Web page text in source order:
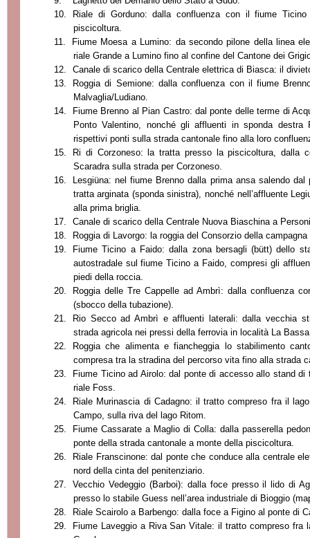
10.
Riale di Gorduno: dalla confluenza con il fiume
piscicoltura.
11.
Fiume Moesa a Lumino: da secondo pilone della linea
riale Grande a Lumino fino al confine del Cantone dei
12.
Canale di scarico della Centrale elettrica di Biasca: il
13.
Roggia di Semione: dalla confluenza con il fiume
Malvaglia/Ludiano.
14.
Fiume Brenno al Pian Castro: dal ponte delle terme di
Ponto Valentino, nonché gli affluenti in sponda
rispettivi ponti sulla strada cantonale fino alla loro
15.
Ri di Corzoneso: la tratta presso la piscicoltura, dalla
Scaradra sulla strada per Corzoneso.
16.
Lesgiüna: nel fiume Brenno dalla prima ansa salendo dal
tratta arginata (sponda sinistra), nonché nell’affluente
alla prima briglia.
17.
Canale di scarico della Centrale Nuova Biaschina a
18.
Roggia di Lavorgo: la roggia del Consorzio della
19.
Fiume Ticino a Faido: dalla zona bersagli (bütt) dello
autostradale sul fiume Ticino a Faido, compresi gli
piedi della roccia.
20.
Roggia delle Tre Cappelle ad Ambrì: dalla confluenza
(sbocco della tubazione).
21.
Rio Secco ad Ambrì e affluenti laterali: dalla vecchia
strada agricola nei pressi della ferrovia in località La
22.
Roggia che alimenta e fiancheggia lo stabilimento
compresa tra la stradina del percorso vita fino alla strada
23.
Fiume Ticino ad Airolo: dal ponte di accesso allo stand
riale Foss.
24.
Riale Murinascia di Cadagno: il tratto compreso fra il
Campo, sulla riva del lago Ritom.
25.
Fiume Cassarate a Maglio di Colla: dalla passerella
ponte della strada cantonale a monte della piscicoltura.
26.
Riale Franscinone: dal ponte che conduce alla centrale
nord della cinta del penitenziario.
27.
Vecchio Vedeggio (Barboi): dalla foce presso il lido di
presso lo stabile Guess nell’area industriale di Bioggio
28.
Riale Scairolo a Barbengo: dalla foce a Figino al ponte di
29.
Fiume Laveggio a Riva San Vitale: il tratto compreso fra